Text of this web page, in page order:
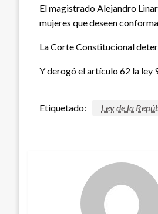
El magistrado Alejandro
mujeres que deseen
La Corte Constitucional
Y derogó el artículo 62 la ley
Etiquetado: Ley de la